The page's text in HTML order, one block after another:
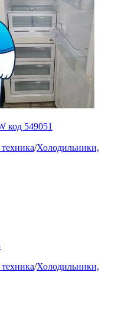
код 549051
/Холодильники,
/Холодильники,